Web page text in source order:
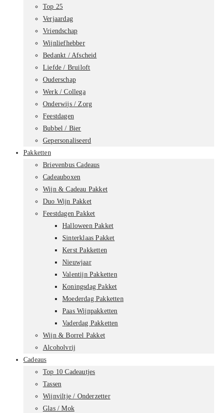
Top 25
Verjaardag
Vriendschap
Wijnliefhebber
Bedankt / Afscheid
Liefde / Bruiloft
Ouderschap
Werk / Collega
Onderwijs / Zorg
Feestdagen
Bubbel / Bier
Gepersonaliseerd
Pakketten
Brievenbus Cadeaus
Cadeauboxen
Wijn & Cadeau Pakket
Duo Wijn Pakket
Feestdagen Pakket
Halloween Pakket
Sinterklaas Pakket
Kerst Pakketten
Nieuwjaar
Valentijn Pakketten
Koningsdag Pakket
Moederdag Pakketten
Paas Wijnpakketten
Vaderdag Pakketten
Wijn & Borrel Pakket
Alcoholvrij
Cadeaus
Top 10 Cadeautjes
Tassen
Wijnviltje / Onderzetter
Glas / Mok